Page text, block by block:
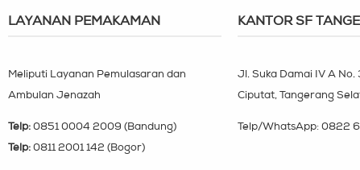
LAYANAN PEMAKAMAN
Meliputi Layanan Pemulasaran dan
Ambulan Jenazah
Telp: 0851 0004 2009 (Bandung)
Telp: 0811 2001 142 (Bogor)
KANTOR SF
Jl. Suka Damai IV A
Ciputat, Tangerang
Telp/WhatsApp: 0822